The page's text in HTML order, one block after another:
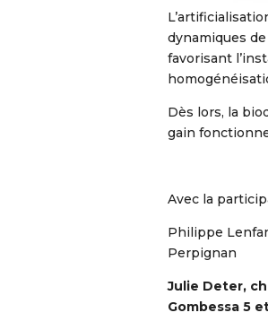
dynamiques
favorisant
Dès lors, la
gain
Avec la
Philippe
Perpignan
Julie Deter,
Gombessa 5